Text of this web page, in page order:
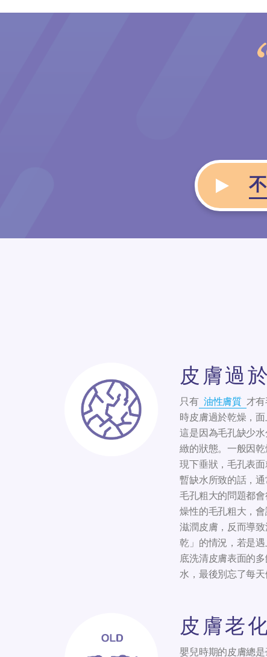
皮膚過
只有 油性膚質 才
時皮膚過於乾燥，
這是因為毛孔缺少
緻的狀態。一般因
現下垂狀，毛孔表
暫缺水所致的話，通
毛孔粗大的問題都
燥性的毛孔粗大，
滋潤皮膚，反而導
乾」的情況，若是
底洗清皮膚表面的
水，最後別忘了每天
皮膚老
嬰兒時期的皮膚總